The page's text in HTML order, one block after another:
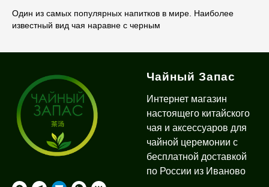
Один из самых популярных напитков в мире. Наиболее
известный вид чая наравне с черным
Чайный Запас
Интернет магазин
настоящего китайского
чая и аксессуаров для
чайной церемонии с
бесплатной доставкой
по России из Иваново